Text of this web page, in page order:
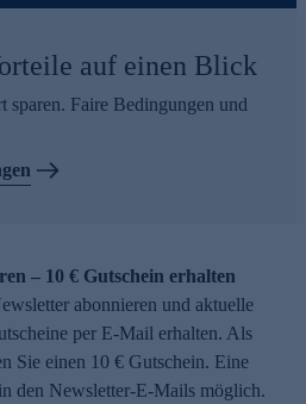
auf einen Blick
sparen. Faire Bedingungen und
– 10 € Gutschein erhalten
abonnieren und aktuelle
per E-Mail erhalten. Als
Sie einen 10 € Gutschein. Eine
den Newsletter-E-Mails möglich.